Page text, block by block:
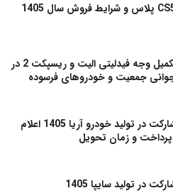
اعلام بخشنامه تکمیل وجه فیدلیتی الیت و ریسپکت 2 در
جمعیت و خودروهای فرسوده
شرایط فروش مشارکت در تولید خودرو آریا 1405 اعلام
و زمان تحویل
در تولید سایپا 1405